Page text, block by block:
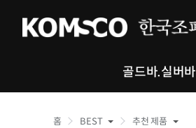
골드바.실버바
홈 BEST 추천 제품